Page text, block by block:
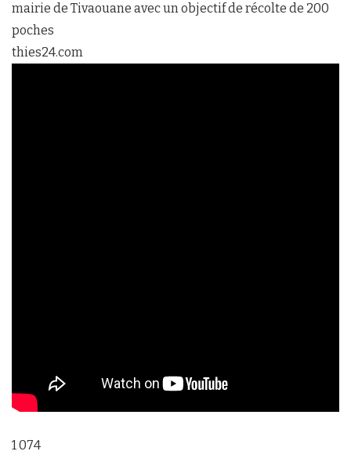
mairie de Tivaouane avec un objectif de récolte de 200
poches
thies24.com
1 074